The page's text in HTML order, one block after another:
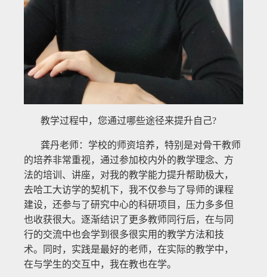
教学过程中，您通过哪些途径来提升自己?
龚丹老师：学校的师资培养，特别是对骨干教师
的培养非常重视，通过参加校内外的教学理念、方
法的培训、讲座，对我的教学能力提升帮助极大，
去哈工大访学的契机下，我不仅参与了导师的课程
建设，还参与了研究中心的科研项目，压力多多但
也收获很大。逐渐结识了更多教师同行后，在与同
行的交流中也会学到很多很实用的教学方法和技
术。同时，实践是最好的老师，在实际的教学中，
在与学生的交互中，我在教也在学。